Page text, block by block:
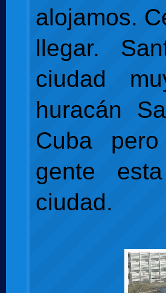
alojamos.
llegar.
ciudad
huracán
Cuba
gente
ciudad.